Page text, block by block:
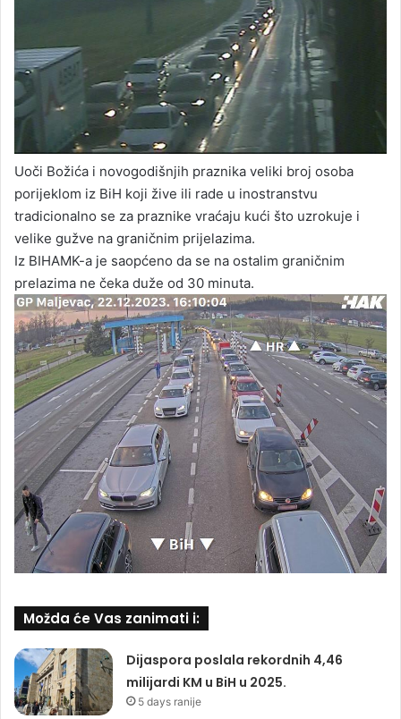
Uoči Božića i novogodišnjih praznika veliki broj osoba
porijeklom iz BiH koji žive ili rade u inostranstvu
tradicionalno se za praznike vraćaju kući što uzrokuje i
velike gužve na graničnim prijelazima.
Iz BIHAMK-a je saopćeno da se na ostalim graničnim
prelazima ne čeka duže od 30 minuta.
Možda će Vas zanimati i:
Dijaspora poslala rekordnih 4,46
milijardi KM u BiH u 2025.
5 days ranije